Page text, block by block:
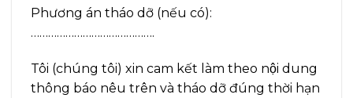
Phương án tháo dỡ (nếu có):
…………………………………….
Tôi (chúng tôi) xin cam kết làm theo nội dung
thông báo nêu trên và tháo dỡ đúng thời hạn